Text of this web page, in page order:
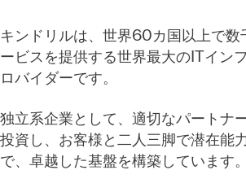
キンドリルは、世界60カ国以上で数
ービスを提供する世界最大のITイン
ロバイダーです。
独立系企業として、適切なパートナ
投資し、お客様と二人三脚で潜在能
で、卓越した基盤を構築しています。